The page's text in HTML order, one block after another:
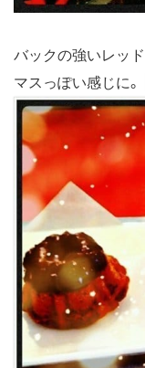
バックの強いレッ
マスっぽい感じに。